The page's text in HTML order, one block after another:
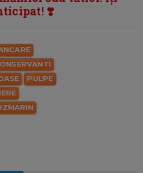
❣️
PULPE